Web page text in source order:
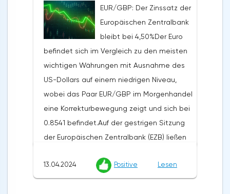
Vorjahr um 2,1% von den vorherigen 1,6%,
obwohl Analysten einen Anstieg auf 2,2%
erwartet hatten, während der monatliche
Index von 0,6% auf 0,2% zurückging und die
Prognosen von 0,3% übertraf. Die zugrunde
liegende Inflationsrate stieg von 2,1% auf
2,4%, während die Prognose bei 2,3% lag.
Diese Daten verstärkten die Zweifel an der
Bereitschaft der Federal Reserve, den
Zinssatz bereits im Juni um 25 Basispunkte
zeigte ebenfalls schwache Ergebnisse: Die
EUR/GBP: Der Zinssatz der
Europäischen Zentralbank
bleibt bei 4,50%Der Euro
befindet sich im Vergleich zu den meisten
wichtigen Währungen mit Ausnahme des
US-Dollars auf einem niedrigen Niveau,
wobei das Paar EUR/GBP im Morgenhandel
eine Korrekturbewegung zeigt und sich bei
0.8541 befindet.Auf der gestrigen Sitzung
der Europäischen Zentralbank (EZB) ließen
unverändert (Leitzins 4,50%, Marginsatz
4,75%, Einlagensatz 4,00%) und äußerten
13.04.2024 Positive Lesen